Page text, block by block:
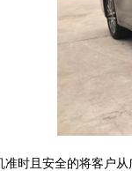
时且安全的将客户